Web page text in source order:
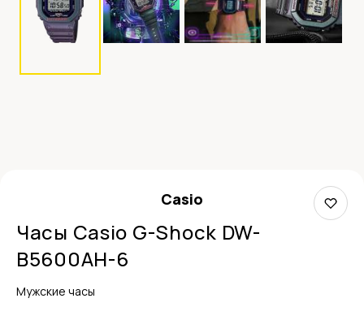
Casio
Часы Casio G-Shock DW-
B5600AH-6
Мужские часы